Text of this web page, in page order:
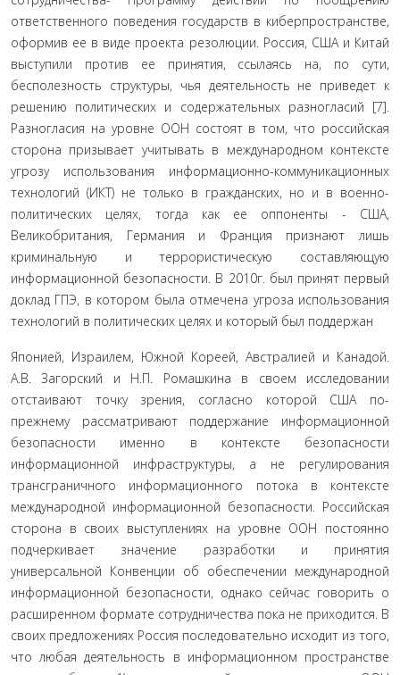
ответственного поведения госу­дарств в киберпространстве,
оформив ее в виде проекта резолюции. Россия, США и Китай
выступили против ее принятия, ссылаясь на, по сути,
бесполезность структуры, чья деятельность не приведет к
решению политических и содержательных разногласий [7].
Разногласия на уров­не ООН состоят в том, что российская
сторона призывает учитывать в международном контексте
угрозу использо­вания информационно-коммуникационных
технологий (ИКТ) не только в гражданских, но и в военно-
политиче­ских целях, тогда как ее оппоненты - США,
Великобрита­ния, Германия и Франция признают лишь
криминальную и террористическую составляющую
информационной безопасности. В 2010г. был принят первый
доклад ГПЭ, в котором была отмечена угроза использования
техно­логий в политических целях и который был поддержан
Японией, Израилем, Южной Кореей, Австралией и Кана­дой.
А.В. Загорский и Н.П. Ромашкина в своем исследо­вании
отстаивают точку зрения, согласно которой США по-
прежнему рассматривают поддержание информаци­онной
безопасности именно в контексте безопасности
информационной инфраструктуры, а не регулирования
трансграничного информационного потока в контексте
международной информационной безопасности. Рос­сийская
сторона в своих выступлениях на уровне ООН постоянно
подчеркивает значение разработки и приня­тия
универсальной Конвенции об обеспечении между­народной
информационной безопасности, однако сейчас говорить о
расширенном формате сотрудничества пока не приходится. В
своих предложениях Россия последова­тельно исходит из того,
что любая деятельность в инфор­мационном пространстве